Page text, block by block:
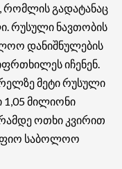
რომლის გადატანაც
რუსული ნავთობის
დანიშნულების
იჩენენ.
მეტი რუსული
1,05 მილიონი
ოთხი კვირით
საბოლოო